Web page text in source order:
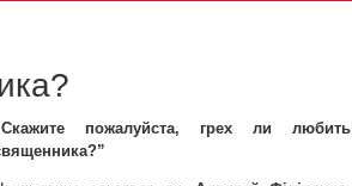
пожалуйста, грех ли любить